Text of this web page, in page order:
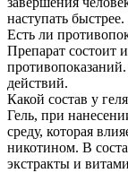
наступать быстрее.
Есть ли
Препарат состоит
действий.
Какой состав у
Гель, при
среду, которая
никотином. В
экстракты и